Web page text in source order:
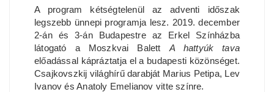
A program kétségtelenül az adventi időszak
legszebb ünnepi programja lesz. 2019. december
2-án és 3-án Budapestre az Erkel Színházba
látogató a Moszkvai Balett A hattyúk tava
előadással kápráztatja el a budapesti közönséget.
Csajkovszkij világhírű darabját Marius Petipa, Lev
Ivanov és Anatoly Emelianov vitte színre.